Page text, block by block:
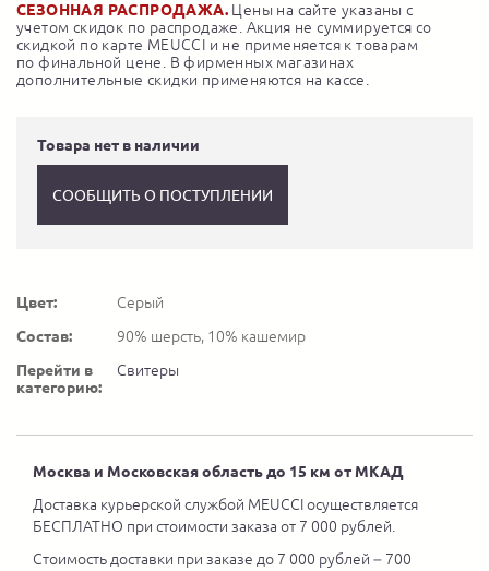
СЕЗОННАЯ РАСПРОДАЖА. Цены на сайте указаны с
учетом скидок по распродаже. Акция не суммируется со
скидкой по карте MEUCCI и не применяется к товарам
по финальной цене. В фирменных магазинах
дополнительные скидки применяются на кассе.
Товара нет в наличии
СООБЩИТЬ О ПОСТУПЛЕНИИ
Цвет:
Серый
Состав:
90% шерсть, 10% кашемир
Перейти в
категорию:
Свитеры
Москва и Московская область до 15 км от МКАД
Доставка курьерской службой MEUCCI осуществляется
БЕСПЛАТНО при стоимости заказа от 7 000 рублей.
Стоимость доставки при заказе до 7 000 рублей – 700